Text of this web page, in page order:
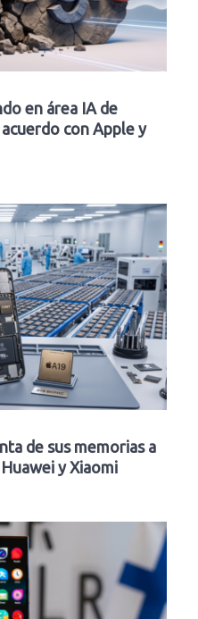
en área IA de
con Apple y
de sus memorias a
y Xiaomi